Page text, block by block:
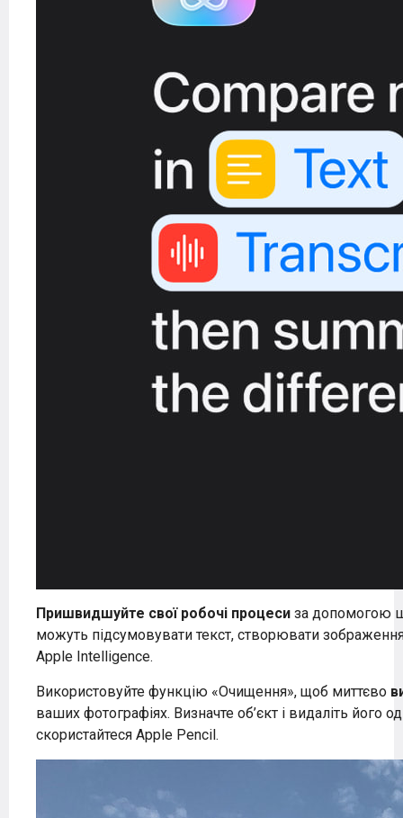
Пришвидшуйте свої робочі процеси за допомогою
можуть підсумовувати текст, створювати
Apple Intelligence.
Використовуйте функцію «Очищення», щоб миттєво
ваших фотографіях. Визначте об’єкт і видаліть його
скористайтеся Apple Pencil.